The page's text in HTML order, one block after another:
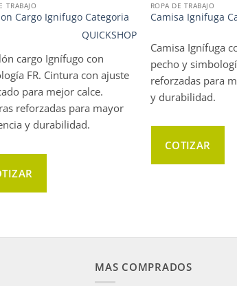
TRABAJO
Cargo Ignifugo Categoria
cargo Ignífugo con
FR. Cintura con ajuste
para mejor calce.
reforzadas para mayor
y durabilidad.
ROPA DE TRABAJO
Camisa Ignifuga
QUICKSHOP
Camisa Ignífuga
pecho y
reforzadas para
y durabilidad.
COTIZAR
MAS COMPRADOS